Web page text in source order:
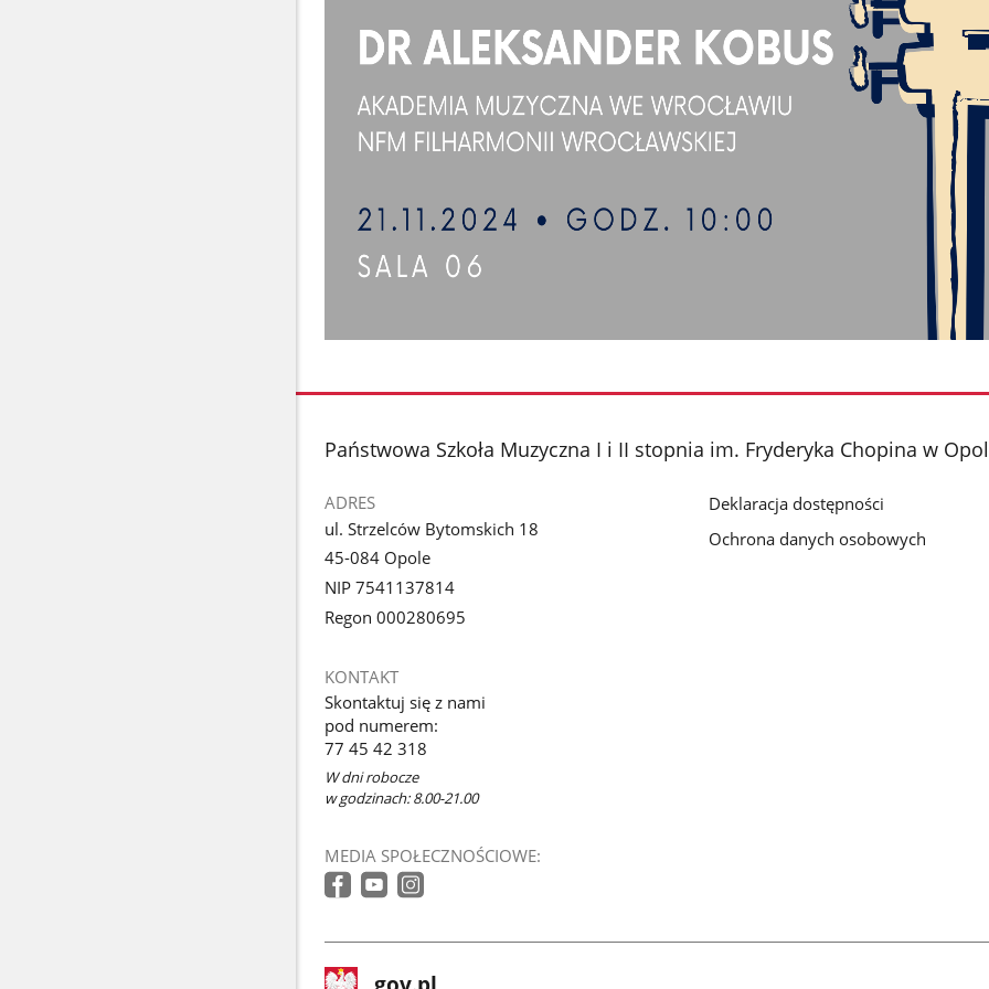
stopka
Państwowa Szkoła Muzyczna I i II stopnia im. Fryderyka Chopina w
ADRES
ul. Strzelców Bytomskich 18
45-084 Opole
NIP 7541137814
Regon 000280695
KONTAKT
Skontaktuj się z nami
pod numerem:
77 45 42 318
W dni robocze
w godzinach: 8.00-21.00
MEDIA SPOŁECZNOŚCIOWE:
Deklaracja dostępności
Ochrona danych osobowych
stopkaStrona